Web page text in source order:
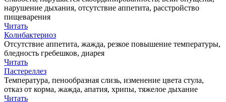
нарушение дыхания, отсутствие аппетита, расстройство
пищеварения
Читать
Колибактериоз
Отсутствие аппетита, жажда, резкое повышение температуры,
бледность гребешков, диарея
Читать
Пастереллез
Температура, пенообразная слизь, изменение цвета стула,
отказ от корма, жажда, апатия, хрипы, тяжелое дыхание
Читать